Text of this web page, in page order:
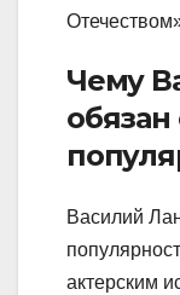
Чему
обязан
Василий
актерским